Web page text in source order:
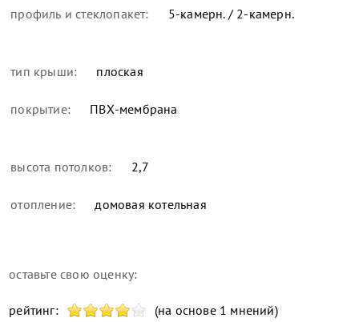
профиль и стеклопакет: 5-камерн. / 2-камерн.
тип крыши: плоская
покрытие: ПВХ-мембрана
высота потолков: 2,7
отопление: домовая котельная
оставьте свою оценку:
рейтинг: (на основе 1 мнений)